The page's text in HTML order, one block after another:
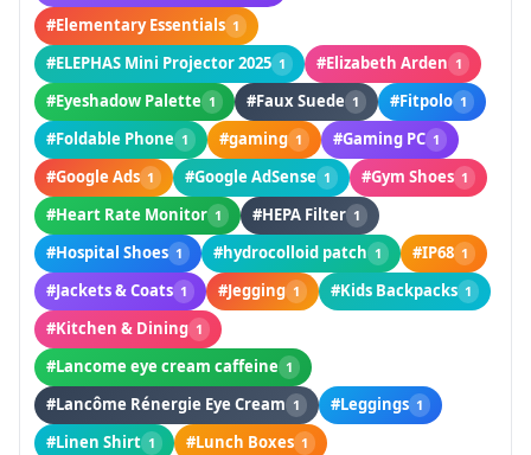
#Elementary Essentials 1
#ELEPHAS Mini Projector 2025 1 #Elizabeth Arden 1
#Eyeshadow Palette 1 #Faux Suede 1 #Fitpolo 1
#Foldable Phone 1 #gaming 1 #Gaming PC 1
#Google Ads 1 #Google AdSense 1 #Gym Shoes 1
#Heart Rate Monitor 1 #HEPA Filter 1
#Hospital Shoes 1 #hydrocolloid patch 1 #IP68 1
#Jackets & Coats 1 #Jegging 1 #Kids Backpacks 1
#Kitchen & Dining 1
#Lancome eye cream caffeine 1
#Lancôme Rénergie Eye Cream 1 #Leggings 1
#Linen Shirt 1 #Lunch Boxes 1